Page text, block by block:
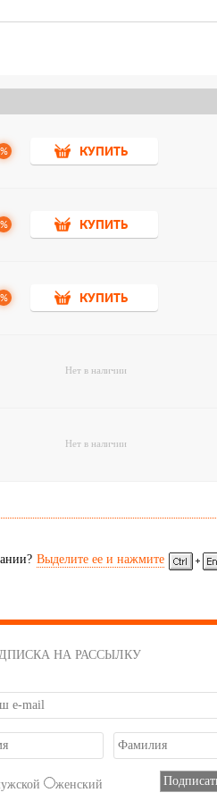
% КУПИТЬ
% КУПИТЬ
% КУПИТЬ
Нет в наличии
Нет в наличии
Выделите ее и нажмите
НА РАССЫЛКУ
женский